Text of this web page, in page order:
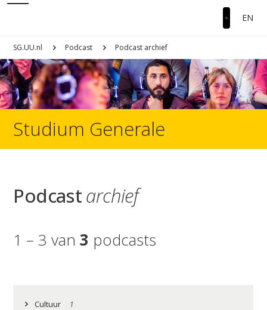
EN
SG.UU.nl Podcast Podcast archief
Studium Generale
Podcastarchief
1 – 3 van3 podcasts
Cultuur 1